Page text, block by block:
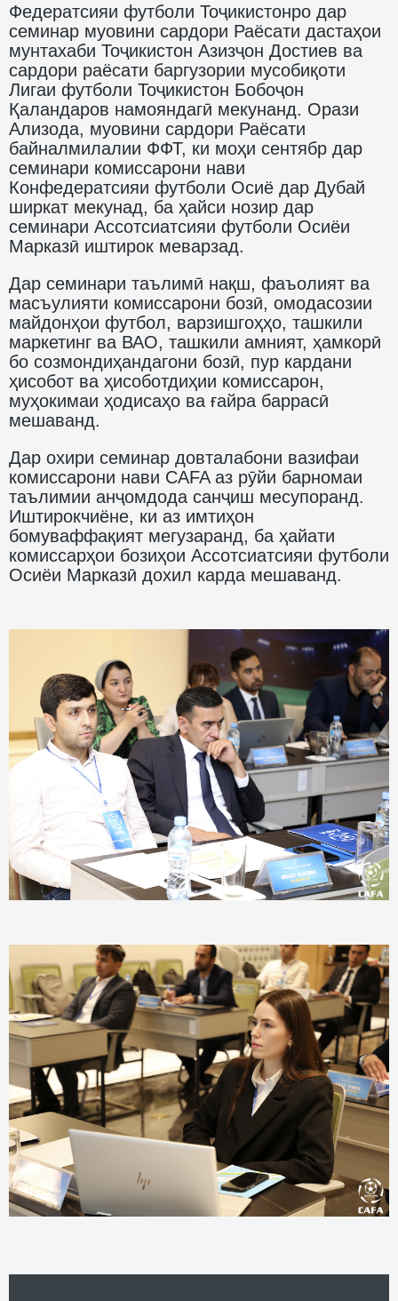
Федератсияи футболи Тоҷикистонро дар
семинар муовини сардори Раёсати дастаҳои
мунтахаби Тоҷикистон Азизҷон Достиев ва
сардори раёсати баргузории мусобиқоти
Лигаи футболи Тоҷикистон Бобоҷон
Қаландаров намояндагӣ мекунанд. Орази
Ализода, муовини сардори Раёсати
байналмилалии ФФТ, ки моҳи сентябр дар
семинари комиссарони нави
Конфедератсияи футболи Осиё дар Дубай
ширкат мекунад, ба ҳайси нозир дар
семинари Ассотсиатсияи футболи Осиёи
Марказӣ иштирок меварзад.
Дар семинари таълимӣ нақш, фаъолият ва
масъулияти комиссарони бозӣ, омодасозии
майдонҳои футбол, варзишгоҳҳо, ташкили
маркетинг ва ВАО, ташкили амният, ҳамкорӣ
бо созмондиҳандагони бозӣ, пур кардани
ҳисобот ва ҳисоботдиҳии комиссарон,
муҳокимаи ҳодисаҳо ва ғайра баррасӣ
мешаванд.
Дар охири семинар довталабони вазифаи
комиссарони нави CAFA аз рӯйи барномаи
таълимии анҷомдода санҷиш месупоранд.
Иштирокчиёне, ки аз имтиҳон
бомуваффақият мегузаранд, ба ҳайати
комиссарҳои бозиҳои Ассотсиатсияи футболи
Осиёи Марказӣ дохил карда мешаванд.